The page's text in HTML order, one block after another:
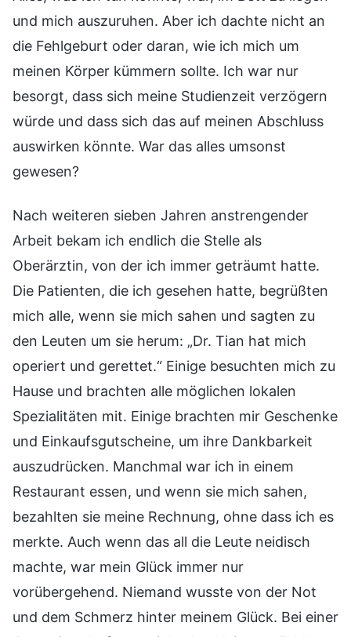
und mich auszuruhen. Aber ich dachte nicht an
die Fehlgeburt oder daran, wie ich mich um
meinen Körper kümmern sollte. Ich war nur
besorgt, dass sich meine Studienzeit verzögern
würde und dass sich das auf meinen Abschluss
auswirken könnte. War das alles umsonst
gewesen?
Nach weiteren sieben Jahren anstrengender
Arbeit bekam ich endlich die Stelle als
Oberärztin, von der ich immer geträumt hatte.
Die Patienten, die ich gesehen hatte, begrüßten
mich alle, wenn sie mich sahen und sagten zu
den Leuten um sie herum: „Dr. Tian hat mich
operiert und gerettet.“ Einige besuchten mich zu
Hause und brachten alle möglichen lokalen
Spezialitäten mit. Einige brachten mir Geschenke
und Einkaufsgutscheine, um ihre Dankbarkeit
auszudrücken. Manchmal war ich in einem
Restaurant essen, und wenn sie mich sahen,
bezahlten sie meine Rechnung, ohne dass ich es
merkte. Auch wenn das all die Leute neidisch
machte, war mein Glück immer nur
vorübergehend. Niemand wusste von der Not
und dem Schmerz hinter meinem Glück. Bei einer